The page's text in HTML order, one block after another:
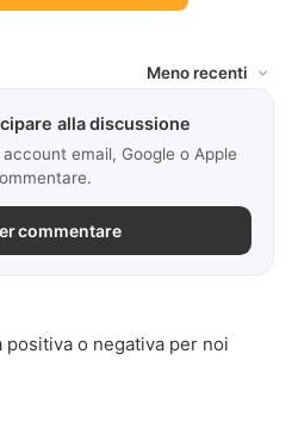
alla discussione
email, Google o Apple
commentare
positiva o negativa per noi